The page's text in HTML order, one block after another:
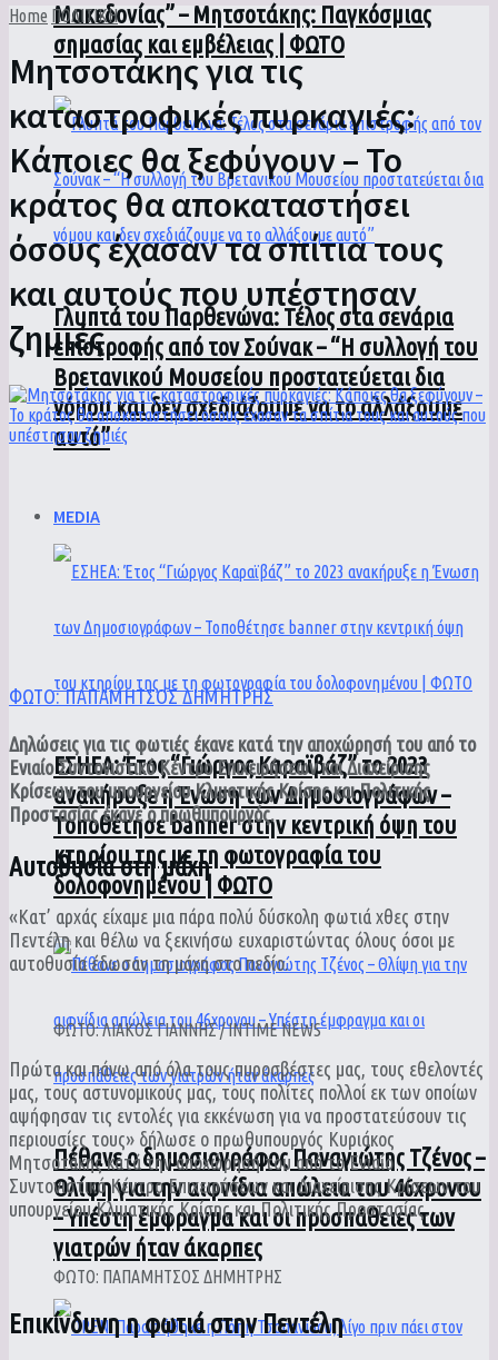
Μακεδονίας” – Μητσοτάκης: Παγκόσμιας
σημασίας και εμβέλειας | ΦΩΤΟ
Γλυπτά του Παρθενώνα: Τέλος στα σενάρια
επιστροφής από τον Σούνακ – “Η συλλογή του
Βρετανικού Μουσείου προστατεύεται δια
νόμου και δεν σχεδιάζουμε να το αλλάξουμε
αυτό”
MEDIA
ΕΣΗΕΑ: Έτος “Γιώργος Καραϊβάζ” το 2023
ανακήρυξε η Ένωση των Δημοσιογράφων –
Τοποθέτησε banner στην κεντρική όψη του
κτηρίου της με τη φωτογραφία του
δολοφονημένου | ΦΩΤΟ
Πέθανε ο δημοσιογράφος Παναγιώτης Τζένος –
Θλίψη για την αιφνίδια απώλεια του 46χρονου
– Υπέστη έμφραγμα και οι προσπάθειες των
γιατρών ήταν άκαρπες
Home ΠΟΛΙΤΙΚΗ
Μητσοτάκης για τις
καταστροφικές πυρκαγιές:
Κάποιες θα ξεφύγουν – Το
κράτος θα αποκαταστήσει
όσους έχασαν τα σπίτια τους
και αυτούς που υπέστησαν
ζημιές
ΦΩΤΟ: ΠΑΠΑΜΗΤΣΟΣ ΔΗΜΗΤΡΗΣ
Δηλώσεις για τις φωτιές έκανε κατά την αποχώρησή του από το
Ενιαίο Συντονιστικό Κέντρο Επιχειρήσεων και Διαχείρισης
Κρίσεων του υπουργείου Κλιματικής Κρίσης και Πολιτικής
Προστασίας έκανε ο πρωθυπουργός.
Αυτοθυσία στη μάχη
«Κατ’ αρχάς είχαμε μια πάρα πολύ δύσκολη φωτιά χθες στην
Πεντέλη και θέλω να ξεκινήσω ευχαριστώντας όλους όσοι με
αυτοθυσία έδωσαν τη μάχη στο πεδίο.
ΦΩΤΟ: ΛΙΑΚΟΣ ΓΙΑΝΝΗΣ / INTIME NEWS
Πρώτα και πάνω από όλα τους πυροσβέστες μας, τους εθελοντές
μας, τους αστυνομικούς μας, τους πολίτες πολλοί εκ των οποίων
αψήφησαν τις εντολές για εκκένωση για να προστατεύσουν τις
περιουσίες τους» δήλωσε ο πρωθυπουργός Κυριάκος
Μητσοτάκης κατά την αποχώρησή του από το Ενιαίο
Συντονιστικό Κέντρο Επιχειρήσεων και Διαχείρισης Κρίσεων του
υπουργείου Κλιματικής Κρίσης και Πολιτικής Προστασίας.
ΦΩΤΟ: ΠΑΠΑΜΗΤΣΟΣ ΔΗΜΗΤΡΗΣ
Επικίνδυνη η φωτιά στην Πεντέλη